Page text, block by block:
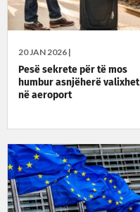
20 JAN 2026 |
Pesë sekrete për të mos
humbur asnjëherë valixhet
në aeroport